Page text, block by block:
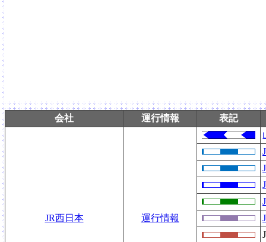
会社 運行情報 表記
JR西日本 運行情報